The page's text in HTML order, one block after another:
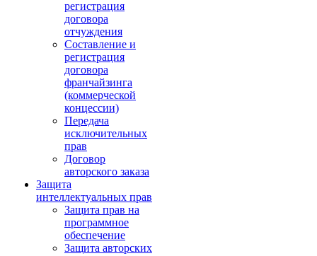
регистрация
договора
отчуждения
Составление и
регистрация
договора
франчайзинга
(коммерческой
концессии)
Передача
исключительных
прав
Договор
авторского заказа
Защита
интеллектуальных прав
Защита прав на
программное
обеспечение
Защита авторских